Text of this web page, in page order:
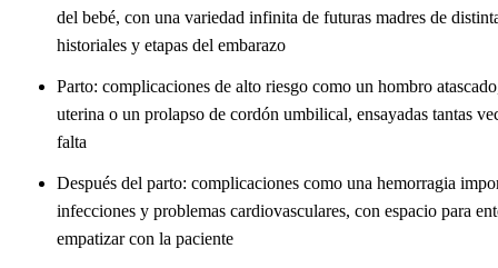
del bebé, con una variedad infinita de futuras madres de
historiales y etapas del embarazo
Parto: complicaciones de alto riesgo como un hombro
uterina o un prolapso de cordón umbilical, ensayadas tantas
falta
Después del parto: complicaciones como una hemorragia
infecciones y problemas cardiovasculares, con espacio para
empatizar con la paciente